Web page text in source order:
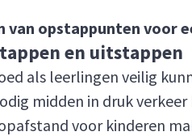
van opstappunten voor
en uitstappen
als leerlingen veilig
midden in druk
voor kinderen